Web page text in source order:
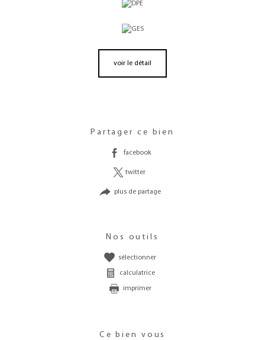
voir le détail
Partager ce bien
facebook
twitter
plus de partage
Nos outils
sélectionner
calculatrice
imprimer
Ce bien vous